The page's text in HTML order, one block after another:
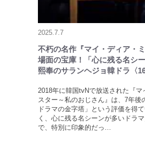
2025.7.7
不朽の名作『マイ・ディア・
場面の宝庫！「心に残る名シ
熙奉のサランヘジョ韓ドラ〈
2018年に韓国tvNで放送された『マ
スター～私のおじさん』は、7年後
ドラマの金字塔」という評価を得
く、心に残る名シーンが多いドラ
で、特別に印象的だっ…